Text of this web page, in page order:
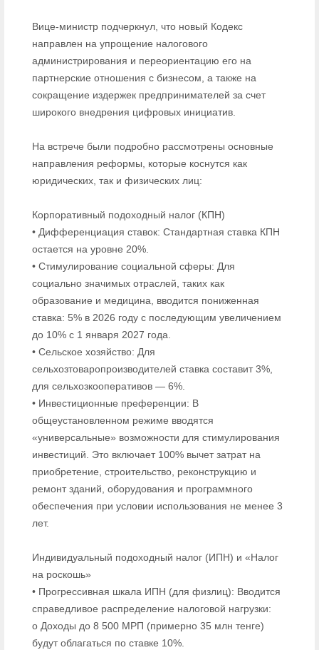
Вице-министр подчеркнул, что новый Кодекс
направлен на упрощение налогового
администрирования и переориентацию его на
партнерские отношения с бизнесом, а также на
сокращение издержек предпринимателей за счет
широкого внедрения цифровых инициатив.
На встрече были подробно рассмотрены основные
направления реформы, которые коснутся как
юридических, так и физических лиц:
Корпоративный подоходный налог (КПН)
• Дифференциация ставок: Стандартная ставка КПН
остается на уровне 20%.
• Стимулирование социальной сферы: Для
социально значимых отраслей, таких как
образование и медицина, вводится пониженная
ставка: 5% в 2026 году с последующим увеличением
до 10% с 1 января 2027 года.
• Сельское хозяйство: Для
сельхозтоваропроизводителей ставка составит 3%,
для сельхозкооперативов — 6%.
• Инвестиционные преференции: В
общеустановленном режиме вводятся
«универсальные» возможности для стимулирования
инвестиций. Это включает 100% вычет затрат на
приобретение, строительство, реконструкцию и
ремонт зданий, оборудования и программного
обеспечения при условии использования не менее 3
лет.
Индивидуальный подоходный налог (ИПН) и «Налог
на роскошь»
• Прогрессивная шкала ИПН (для физлиц): Вводится
справедливое распределение налоговой нагрузки:
o Доходы до 8 500 МРП (примерно 35 млн тенге)
будут облагаться по ставке 10%.